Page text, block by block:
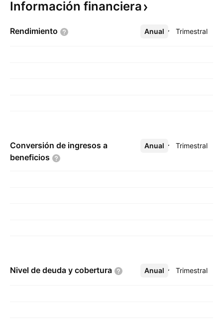
Información financiera
Rendimiento Anual Trimestral
Más
Conversión de ingresos a
beneficios
Anual Trimestral
Más
Nivel de deuda y cobertura Anual Trimestral
Más